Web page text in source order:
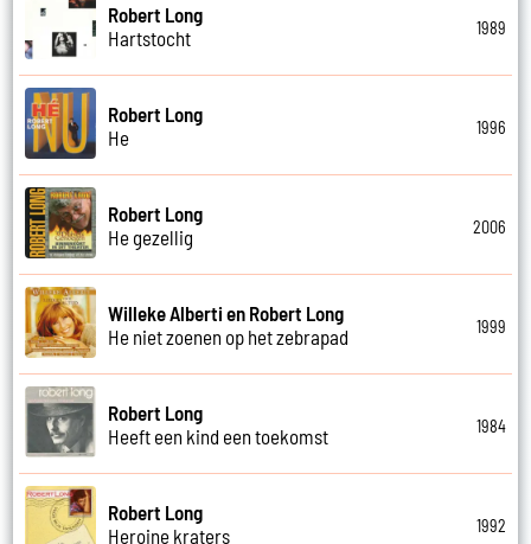
Robert Long
Hartstocht
1989
Robert Long
He
1996
Robert Long
He gezellig
2006
Willeke Alberti en Robert Long
He niet zoenen op het zebrapad
1999
Robert Long
Heeft een kind een toekomst
1984
Robert Long
Heroine kraters
1992